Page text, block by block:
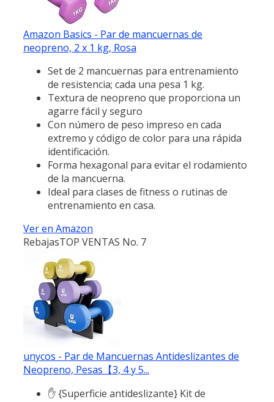
Amazon Basics - Par de mancuernas de
neopreno, 2 x 1 kg, Rosa
Set de 2 mancuernas para entrenamiento
de resistencia; cada una pesa 1 kg.
Textura de neopreno que proporciona un
agarre fácil y seguro
Con número de peso impreso en cada
extremo y código de color para una rápida
identificación.
Forma hexagonal para evitar el rodamiento
de la mancuerna.
Ideal para clases de fitness o rutinas de
entrenamiento en casa.
Ver en Amazon
RebajasTOP VENTAS No. 7
unycos - Par de Mancuernas Antideslizantes de
Neopreno, Pesas【3, 4 y 5...
✋ {Superficie antideslizante} Kit de